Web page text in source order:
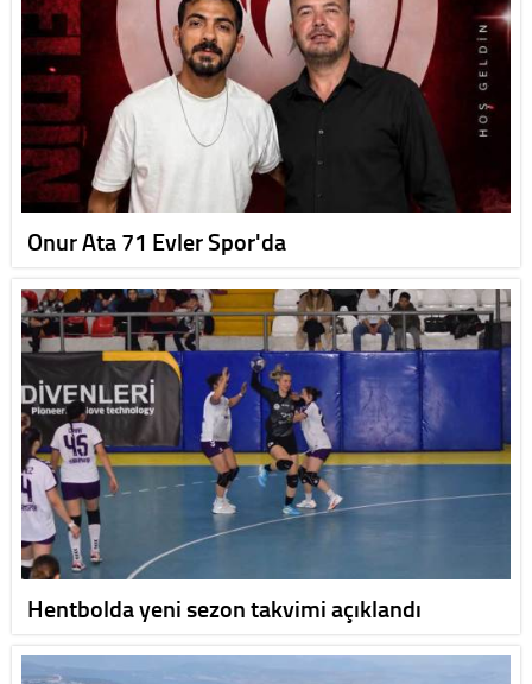
Onur Ata 71 Evler Spor'da
Hentbolda yeni sezon takvimi açıklandı